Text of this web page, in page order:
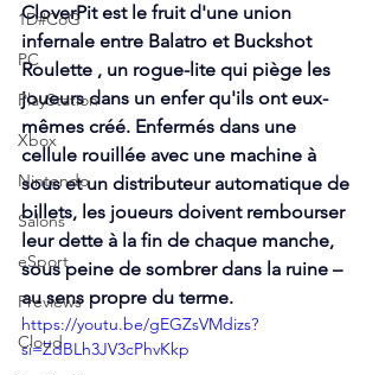
1D#CoG
PC
PlayStation
Xbox
Nintendo
Salons
eSport
Previews
Cloud
CloverPit est le fruit d'une union
infernale entre Balatro et Buckshot
Roulette , un rogue-lite qui piège les
joueurs dans un enfer qu'ils ont eux-
mêmes créé. Enfermés dans une
cellule rouillée avec une machine à
sous et un distributeur automatique de
billets, les joueurs doivent rembourser
leur dette à la fin de chaque manche,
sous peine de sombrer dans la ruine –
au sens propre du terme.
https://youtu.be/gEGZsVMdizs?
si=ZdBLh3JV3cPhvKkp